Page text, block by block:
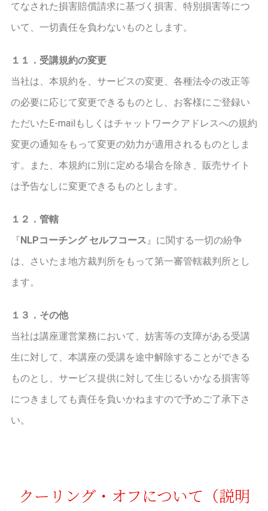
てなされた損害賠償請求に基づく損害、特別損害等につ
いて、一切責任を負わないものとします。
１１．受講規約の変更
当社は、本規約を、サービスの変更、各種法令の改正等
の必要に応じて変更できるものとし、お客様にご登録い
ただいたE-mailもしくはチャットワークアドレスへの規約
変更の通知をもって変更の効力が適用されるものとしま
す。また、本規約に別に定める場合を除き、販売サイト
は予告なしに変更できるものとします。
１２．管轄
『 NLPコーチング セルフコース』に関する一切の紛争
は、さいたま地方裁判所をもって第一審管轄裁判所とし
ます。
１３．その他
当社は講座運営業務において、妨害等の支障がある受講
生に対して、本講座の受講を途中解除することができる
ものとし、サービス提供に対して生じるいかなる損害等
につきましても責任を負いかねますので予めご了承下さ
い。
クーリング・オフについて（説明